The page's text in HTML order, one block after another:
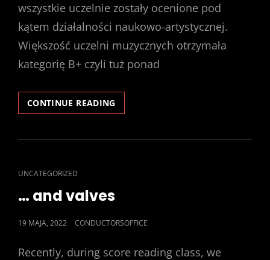
wszystkie uczelnie zostały ocenione pod
kątem działalności naukowo-artystycznej.
Większość uczelni muzycznych otrzymała
kategorię B+ czyli tuż ponad
CONTINUE READING
SOBIE
CAT
UNCATEGORIZED
… and valves
POSTED
19 MAJA, 2022 CONDUCTORSOFFICE
Recently, during score reading class, we